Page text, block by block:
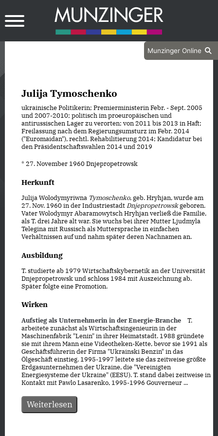
Munzinger Online
Julija Tymoschenko
ukrainische Politikerin; Premierministerin Febr. - Sept. 2005
und 2007-2010; politisch im proeuropäischen und
antirussischen Lager zu verorten; von 2011 bis 2013 in Haft;
Freilassung nach dem Regierungsumsturz im Febr. 2014
("Euromaidan"), rechtl. Rehabilitierung 2014; Kandidatur bei
den Präsidentschaftswahlen 2014 und 2019
* 27. November 1960 Dnjepropetrowsk
Herkunft
Julija Wolodymyriwna Tymoschenko, geb. Hryhjan, wurde am
27. Nov. 1960 in der IndustriestadtDnjepropetrowskgeboren.
Vater Wolodymyr Abaramowytsch Hryhjan verließ die Familie,
als T. drei Jahre alt war. Sie wuchs bei ihrer Mutter Ljudmyla
Telegina mit Russisch als Muttersprache in einfachen
Verhältnissen auf und nahm später deren Nachnamen an.
Ausbildung
T. studierte ab 1979 Wirtschaftskybernetik an der Universität
Dnjepropetrowsk und schloss 1984 mit Auszeichnung ab.
Später folgte eine Promotion.
Wirken
Aufstieg als Unternehmerin in der Energie-Branche
T.
arbeitete zunächst als Wirtschaftsingenieurin in der
Maschinenfabrik "Lenin" in ihrer Heimatstadt. 1988 gründete
sie mit ihrem Mann eine Videotheken-Kette, bevor sie 1991 als
Geschäftsführerin der Firma "Ukrainski Benzin" in das
Ölgeschäft einstieg. 1995-1997 leitete sie das zeitweise größte
Erdgasunternehmen der Ukraine, die "Vereinigten
Energiesysteme der Ukraine" (EESU). T. stand dabei zeitweise in
Kontakt mit Pawlo Lasarenko, 1995-1996 Gouverneur ...
Weiterlesen